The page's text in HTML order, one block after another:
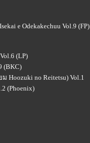
e Odekakechuu Vol.9 (FP)
(LP)
(BKC)
Hoozuki no Reitetsu) Vol.1
(Phoenix)